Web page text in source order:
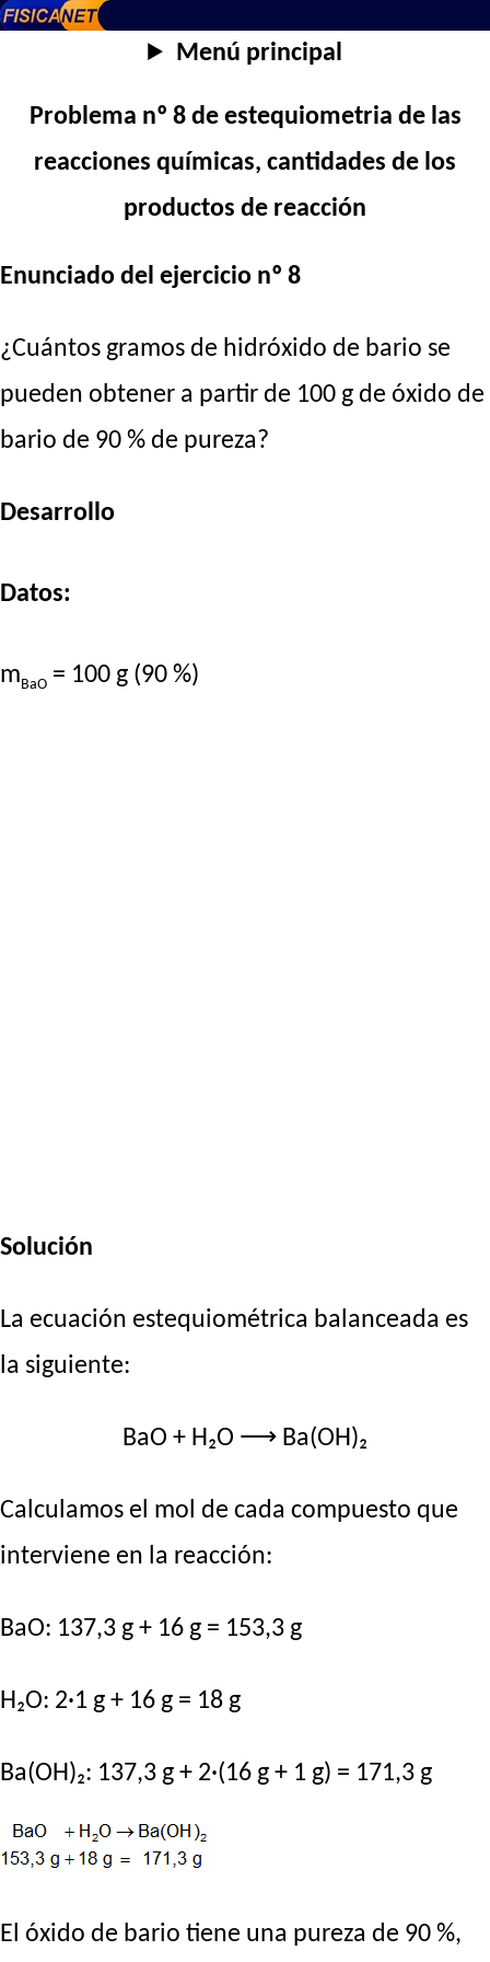
Menú principal
Problema nº 8 de estequiometria de las
reacciones químicas, cantidades de los
productos de reacción
Enunciado del ejercicio nº 8
¿Cuántos gramos de hidróxido de bario se
pueden obtener a partir de 100 g de óxido de
bario de 90 % de pureza?
Desarrollo
Datos:
m BaO = 100 g (90 %)
Solución
La ecuación estequiométrica balanceada es
la siguiente:
BaO + H₂O ⟶ Ba(OH)₂
Calculamos el mol de cada compuesto que
interviene en la reacción:
BaO: 137,3 g + 16 g = 153,3 g
H₂O: 2·1 g + 16 g = 18 g
Ba(OH)₂: 137,3 g + 2·(16 g + 1 g) = 171,3 g
El óxido de bario tiene una pureza de 90 %,